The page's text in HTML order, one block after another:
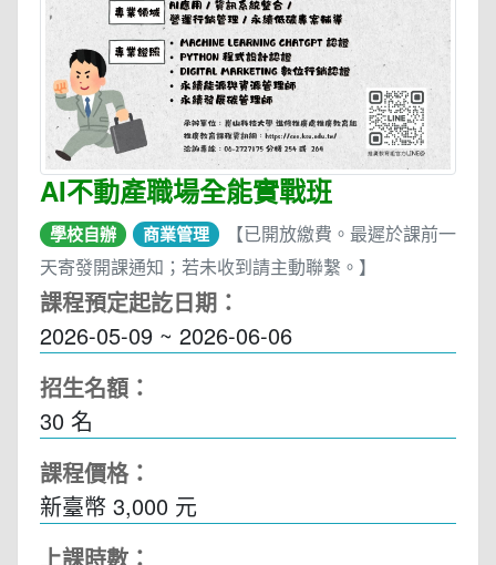
AI不動產職場全能實戰班
學校自辦 商業管理
【已開放繳費。最遲於課前一
天寄發開課通知；若未收到請主動聯繫。】
課程預定起訖日期：
2026-05-09 ~ 2026-06-06
招生名額：
30 名
課程價格：
新臺幣 3,000 元
上課時數：